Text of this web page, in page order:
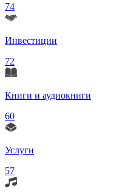
74
Инвестиции
72
Книги и аудиокниги
60
Услуги
57